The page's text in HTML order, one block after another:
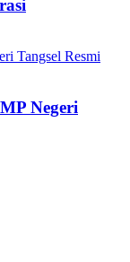
Negeri